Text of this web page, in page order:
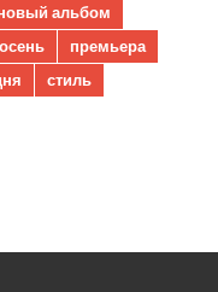
альбом
осень
премьера
стиль